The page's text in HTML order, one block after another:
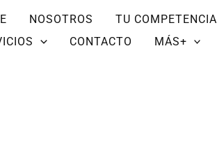
NOSOTROS TU COMPETENCIA
CONTACTO MÁS+